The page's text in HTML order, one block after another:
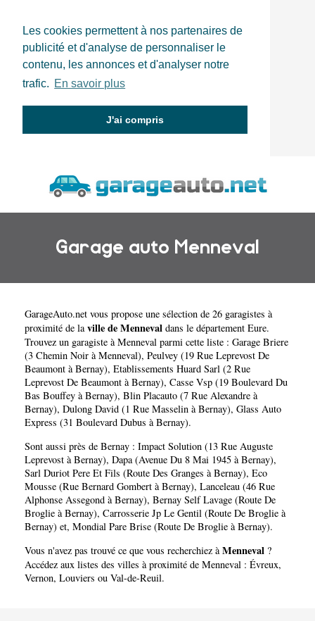
Les cookies permettent à nos partenaires de
publicité et d'analyse de personnaliser le
contenu, les annonces et d'analyser notre
trafic. En savoir plus
J'ai compris
Garage auto Menneval
GarageAuto.net vous propose une sélection de 26 garagistes à
proximité de laville de Menneval dans le département Eure.
Trouvez un garagiste à Menneval parmi cette liste : Garage Briere
(3 Chemin Noir à Menneval), Peulvey (19 Rue Leprevost De
Beaumont à Bernay), Etablissements Huard Sarl (2 Rue
Leprevost De Beaumont à Bernay), Casse Vsp (19 Boulevard Du
Bas Bouffey à Bernay), Blin Placauto (7 Rue Alexandre à
Bernay), Dulong David (1 Rue Masselin à Bernay), Glass Auto
Express (31 Boulevard Dubus à Bernay).
Sont aussi près de Bernay : Impact Solution (13 Rue Auguste
Leprevost à Bernay), Dapa (Avenue Du 8 Mai 1945 à Bernay),
Sarl Duriot Pere Et Fils (Route Des Granges à Bernay), Eco
Mousse (Rue Bernard Gombert à Bernay), Lanceleau (46 Rue
Alphonse Assegond à Bernay), Bernay Self Lavage (Route De
Broglie à Bernay), Carrosserie Jp Le Gentil (Route De Broglie à
Bernay) et, Mondial Pare Brise (Route De Broglie à Bernay).
Vous n'avez pas trouvé ce que vous recherchiez àMenneval ?
Accédez aux listes des villes à proximité de Menneval : Évreux,
Vernon, Louviers ou Val-de-Reuil.